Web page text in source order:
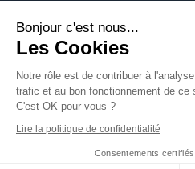
Bonjour c'est nous...
Les Cookies
Notre rôle est de contribuer à
trafic et au bon fonctionnement de ce
C'est OK pour vous ?
Lire la politique de confidentialité
Consentements
INSTITUT INTERNACIONAL
Politique de
Mentions
Plan du